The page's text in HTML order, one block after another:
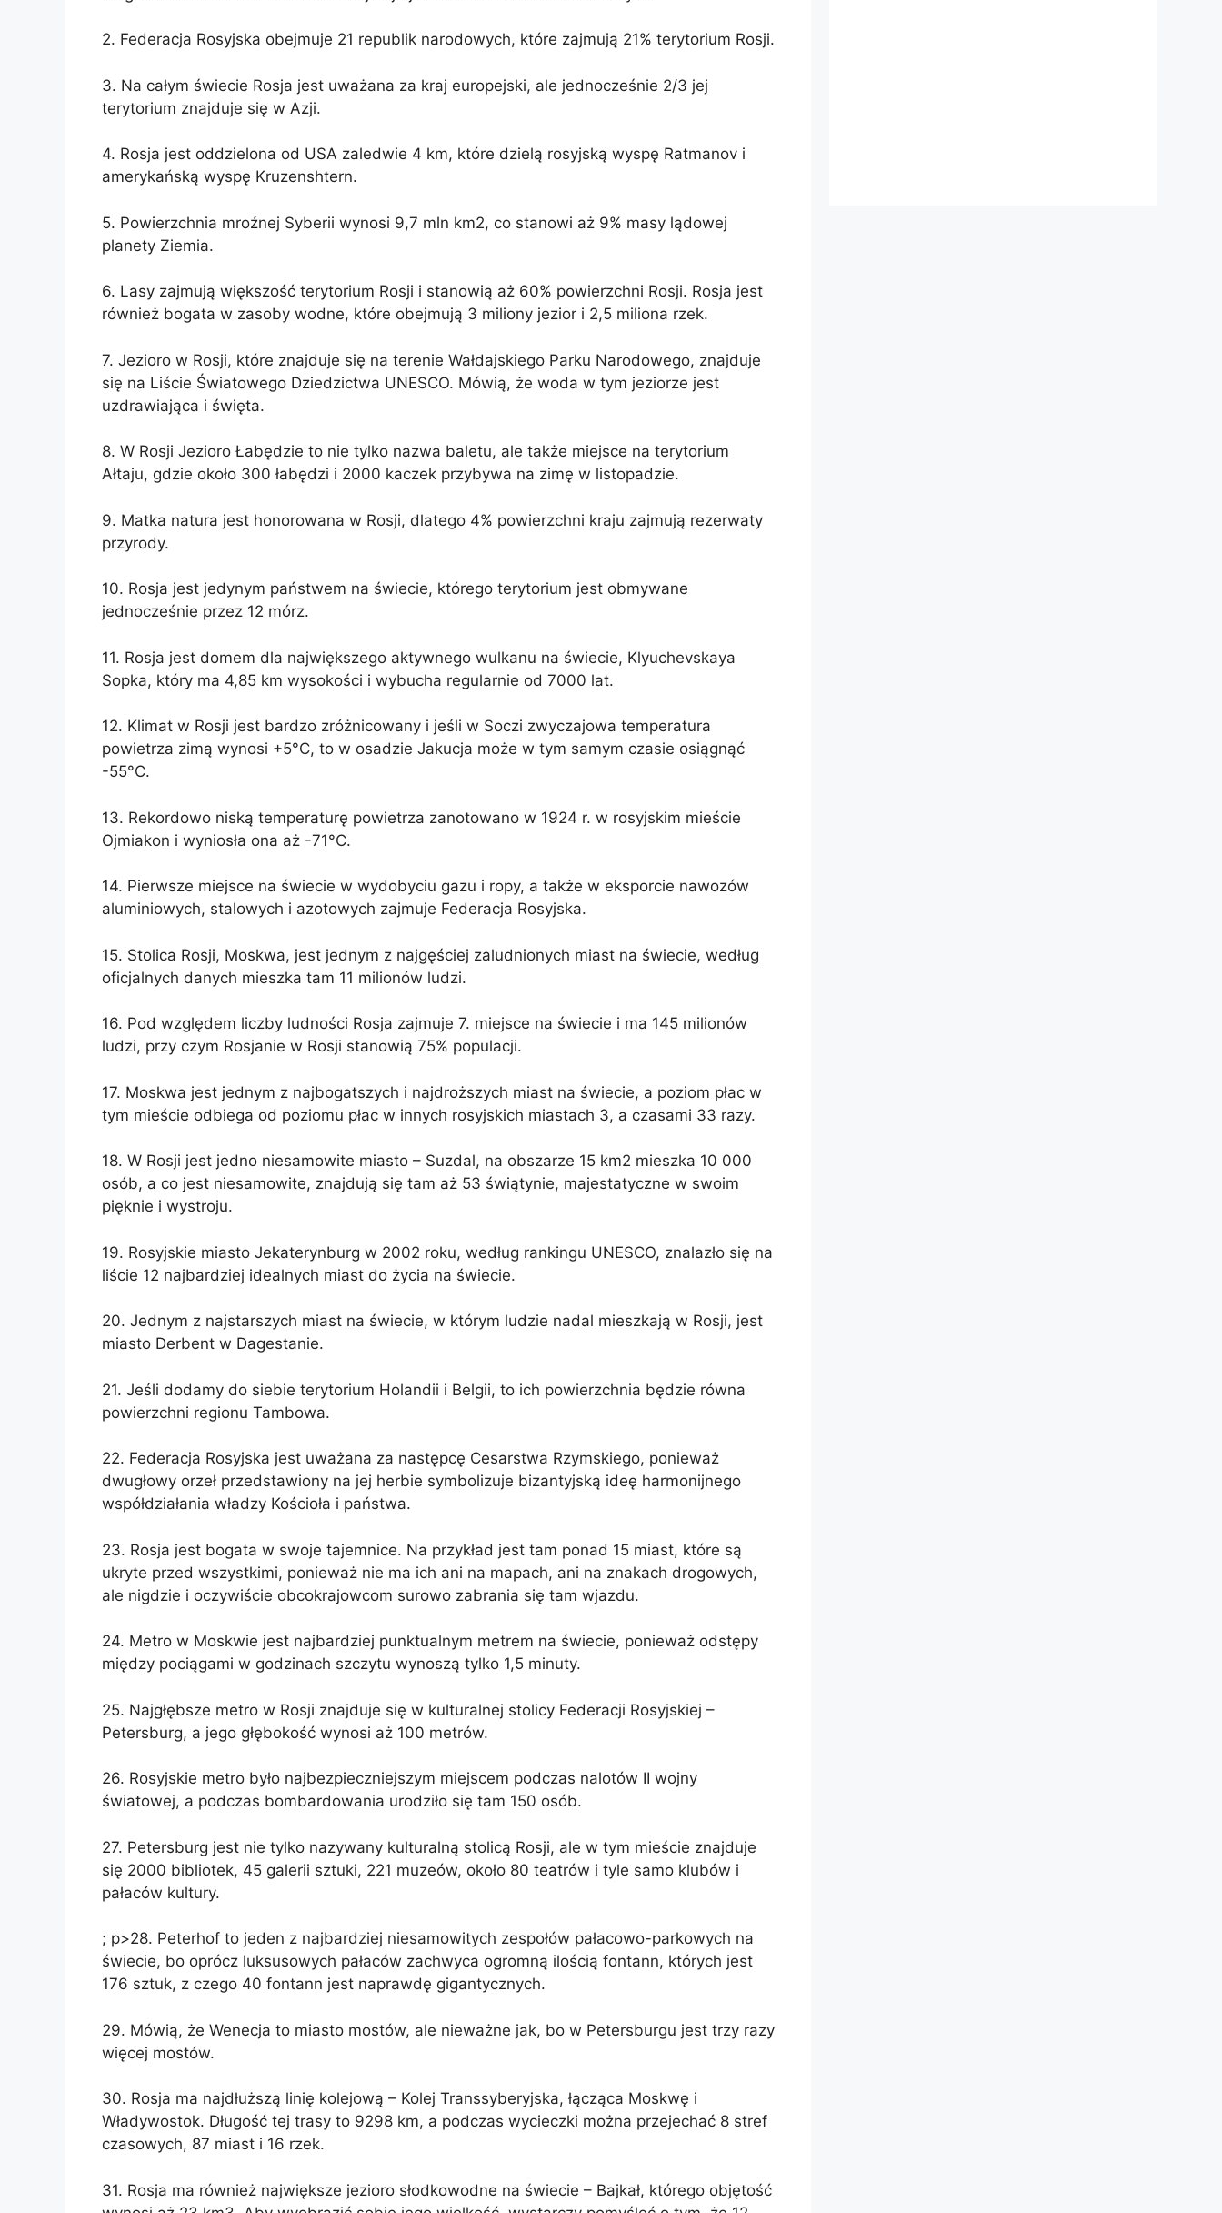
2. Federacja Rosyjska obejmuje 21 republik narodowych, które zajmują 21% terytorium Rosji.
3. Na całym świecie Rosja jest uważana za kraj europejski, ale jednocześnie 2/3 jej
terytorium znajduje się w Azji.
4. Rosja jest oddzielona od USA zaledwie 4 km, które dzielą rosyjską wyspę Ratmanov i
amerykańską wyspę Kruzenshtern.
5. Powierzchnia mroźnej Syberii wynosi 9,7 mln km2, co stanowi aż 9% masy lądowej
planety Ziemia.
6. Lasy zajmują większość terytorium Rosji i stanowią aż 60% powierzchni Rosji. Rosja jest
również bogata w zasoby wodne, które obejmują 3 miliony jezior i 2,5 miliona rzek.
7. Jezioro w Rosji, które znajduje się na terenie Wałdajskiego Parku Narodowego, znajduje
się na Liście Światowego Dziedzictwa UNESCO. Mówią, że woda w tym jeziorze jest
uzdrawiająca i święta.
8. W Rosji Jezioro Łabędzie to nie tylko nazwa baletu, ale także miejsce na terytorium
Ałtaju, gdzie około 300 łabędzi i 2000 kaczek przybywa na zimę w listopadzie.
9. Matka natura jest honorowana w Rosji, dlatego 4% powierzchni kraju zajmują rezerwaty
przyrody.
10. Rosja jest jedynym państwem na świecie, którego terytorium jest obmywane
jednocześnie przez 12 mórz.
11. Rosja jest domem dla największego aktywnego wulkanu na świecie, Klyuchevskaya
Sopka, który ma 4,85 km wysokości i wybucha regularnie od 7000 lat.
12. Klimat w Rosji jest bardzo zróżnicowany i jeśli w Soczi zwyczajowa temperatura
powietrza zimą wynosi +5°C, to w osadzie Jakucja może w tym samym czasie osiągnąć
-55°C.
13. Rekordowo niską temperaturę powietrza zanotowano w 1924 r. w rosyjskim mieście
Ojmiakon i wyniosła ona aż -71°C.
14. Pierwsze miejsce na świecie w wydobyciu gazu i ropy, a także w eksporcie nawozów
aluminiowych, stalowych i azotowych zajmuje Federacja Rosyjska.
15. Stolica Rosji, Moskwa, jest jednym z najgęściej zaludnionych miast na świecie, według
oficjalnych danych mieszka tam 11 milionów ludzi.
16. Pod względem liczby ludności Rosja zajmuje 7. miejsce na świecie i ma 145 milionów
ludzi, przy czym Rosjanie w Rosji stanowią 75% populacji.
17. Moskwa jest jednym z najbogatszych i najdroższych miast na świecie, a poziom płac w
tym mieście odbiega od poziomu płac w innych rosyjskich miastach 3, a czasami 33 razy.
18. W Rosji jest jedno niesamowite miasto – Suzdal, na obszarze 15 km2 mieszka 10 000
osób, a co jest niesamowite, znajdują się tam aż 53 świątynie, majestatyczne w swoim
pięknie i wystroju.
19. Rosyjskie miasto Jekaterynburg w 2002 roku, według rankingu UNESCO, znalazło się na
liście 12 najbardziej idealnych miast do życia na świecie.
20. Jednym z najstarszych miast na świecie, w którym ludzie nadal mieszkają w Rosji, jest
miasto Derbent w Dagestanie.
21. Jeśli dodamy do siebie terytorium Holandii i Belgii, to ich powierzchnia będzie równa
powierzchni regionu Tambowa.
22. Federacja Rosyjska jest uważana za następcę Cesarstwa Rzymskiego, ponieważ
dwugłowy orzeł przedstawiony na jej herbie symbolizuje bizantyjską ideę harmonijnego
współdziałania władzy Kościoła i państwa.
23. Rosja jest bogata w swoje tajemnice. Na przykład jest tam ponad 15 miast, które są
ukryte przed wszystkimi, ponieważ nie ma ich ani na mapach, ani na znakach drogowych,
ale nigdzie i oczywiście obcokrajowcom surowo zabrania się tam wjazdu.
24. Metro w Moskwie jest najbardziej punktualnym metrem na świecie, ponieważ odstępy
między pociągami w godzinach szczytu wynoszą tylko 1,5 minuty.
25. Najgłębsze metro w Rosji znajduje się w kulturalnej stolicy Federacji Rosyjskiej –
Petersburg, a jego głębokość wynosi aż 100 metrów.
26. Rosyjskie metro było najbezpieczniejszym miejscem podczas nalotów II wojny
światowej, a podczas bombardowania urodziło się tam 150 osób.
27. Petersburg jest nie tylko nazywany kulturalną stolicą Rosji, ale w tym mieście znajduje
się 2000 bibliotek, 45 galerii sztuki, 221 muzeów, około 80 teatrów i tyle samo klubów i
pałaców kultury.
; p>28. Peterhof to jeden z najbardziej niesamowitych zespołów pałacowo-parkowych na
świecie, bo oprócz luksusowych pałaców zachwyca ogromną ilością fontann, których jest
176 sztuk, z czego 40 fontann jest naprawdę gigantycznych.
29. Mówią, że Wenecja to miasto mostów, ale nieważne jak, bo w Petersburgu jest trzy razy
więcej mostów.
30. Rosja ma najdłuższą linię kolejową – Kolej Transsyberyjska, łącząca Moskwę i
Władywostok. Długość tej trasy to 9298 km, a podczas wycieczki można przejechać 8 stref
czasowych, 87 miast i 16 rzek.
31. Rosja ma również największe jezioro słodkowodne na świecie – Bajkał, którego objętość